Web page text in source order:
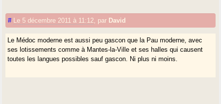
# Le 5 décembre 2011 à 11:12 par David
Le Médoc moderne est aussi peu gascon que la Pau moderne, avec
ses lotissements comme à Mantes-la-Ville et ses halles qui causent
toutes les langues possibles sauf gascon. Ni plus ni moins.